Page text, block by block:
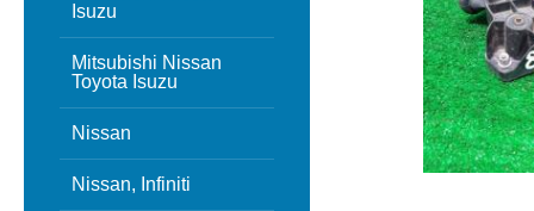
Isuzu
Mitsubishi Nissan
Toyota Isuzu
Nissan
Nissan, Infiniti